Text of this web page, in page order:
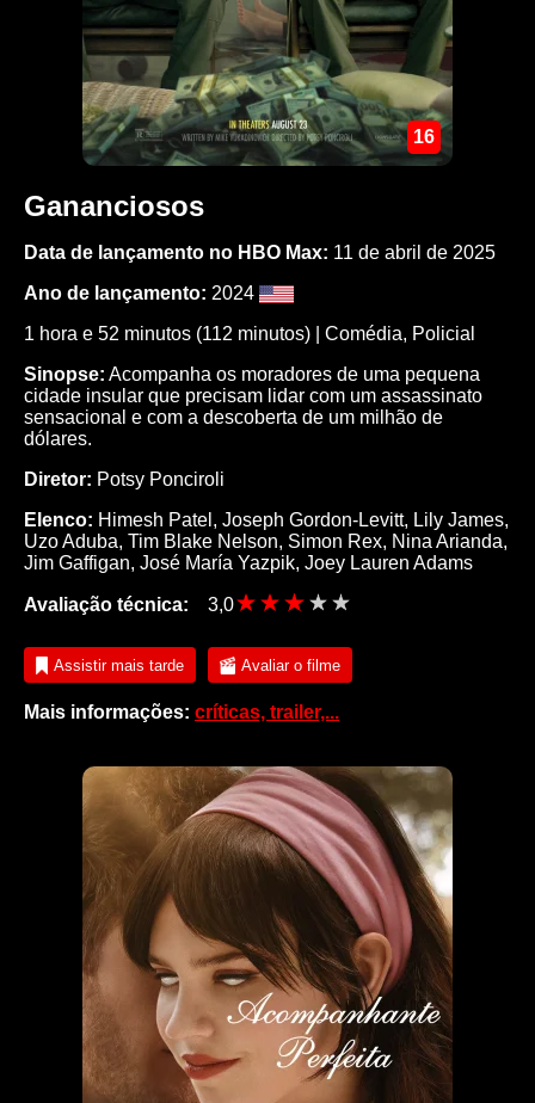
16
Gananciosos
Data de lançamento no HBO Max: 11 de abril de 2025
Ano de lançamento: 2024
1 hora e 52 minutos (112 minutos) | Comédia, Policial
Sinopse: Acompanha os moradores de uma pequena
cidade insular que precisam lidar com um assassinato
sensacional e com a descoberta de um milhão de
dólares.
Diretor: Potsy Ponciroli
Elenco: Himesh Patel , Joseph Gordon-Levitt, Lily James,
Uzo Aduba, Tim Blake Nelson, Simon Rex, Nina Arianda,
Jim Gaffigan, José María Yazpik, Joey Lauren Adams
Avaliação técnica: 3,0
Assistir mais tarde Avaliar o filme
Mais informações: críticas, trailer,...